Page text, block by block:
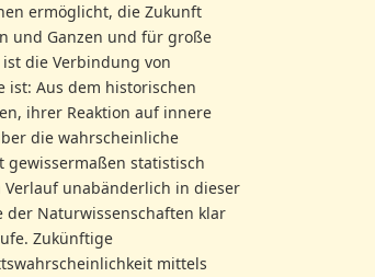
ermöglicht, die Zukunft
und Ganzen und für große
die Verbindung von
ist: Aus dem historischen
ihrer Reaktion auf innere
die wahrscheinliche
gewissermaßen statistisch
unabänderlich in dieser
der Naturwissenschaften klar
Zukünftige
mittels